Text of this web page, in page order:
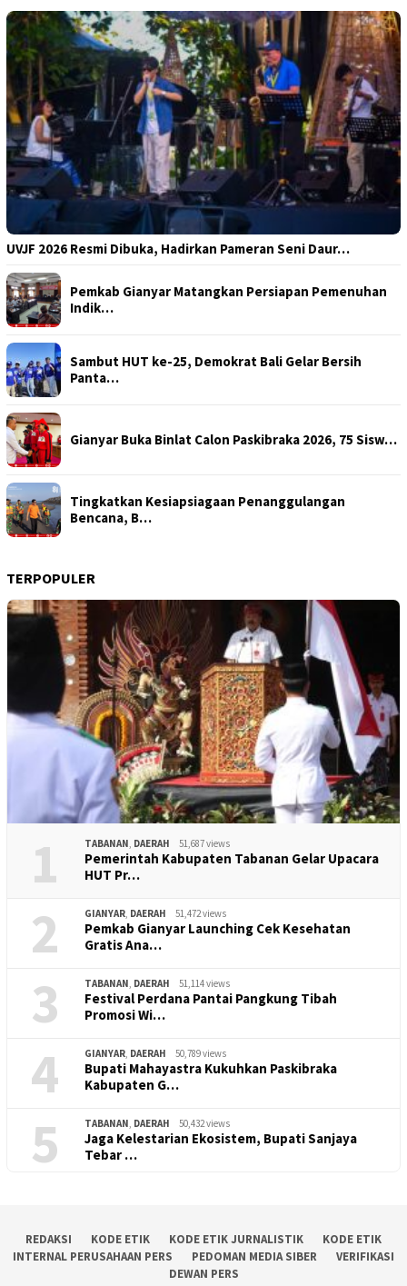
UVJF 2026 Resmi Dibuka, Hadirkan Pameran Seni Daur…
Pemkab Gianyar Matangkan Persiapan Pemenuhan
Indik…
Sambut HUT ke-25, Demokrat Bali Gelar Bersih
Panta…
Gianyar Buka Binlat Calon Paskibraka 2026, 75 Sisw…
Tingkatkan Kesiapsiagaan Penanggulangan
Bencana, B…
TERPOPULER
1 TABANAN, DAERAH 51,687 views
Pemerintah Kabupaten Tabanan Gelar Upacara
HUT Pr…
2 GIANYAR, DAERAH 51,472 views
Pemkab Gianyar Launching Cek Kesehatan
Gratis Ana…
3 TABANAN, DAERAH 51,114 views
Festival Perdana Pantai Pangkung Tibah
Promosi Wi…
4 GIANYAR, DAERAH 50,789 views
Bupati Mahayastra Kukuhkan Paskibraka
Kabupaten G…
5 TABANAN, DAERAH 50,432 views
Jaga Kelestarian Ekosistem, Bupati Sanjaya
Tebar …
REDAKSI KODE ETIK KODE ETIK JURNALISTIK
KODE ETIK
INTERNAL PERUSAHAAN PERS
PEDOMAN MEDIA SIBER
VERIFIKASI
DEWAN PERS